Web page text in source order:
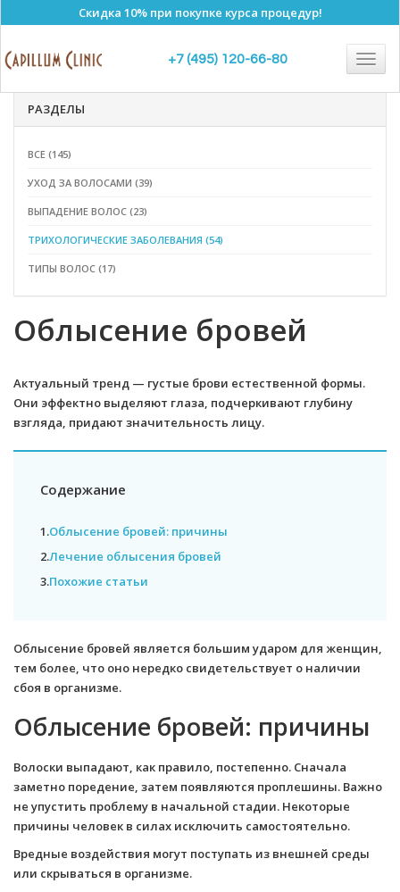
Скидка 10% при покупке курса процедур!
+7 (495) 120-66-80
Полезные статьи
РАЗДЕЛЫ
ВСЕ (145)
УХОД ЗА ВОЛОСАМИ (39)
ВЫПАДЕНИЕ ВОЛОС (23)
ТРИХОЛОГИЧЕСКИЕ ЗАБОЛЕВАНИЯ (54)
ТИПЫ ВОЛОС (17)
Облысение бровей
Актуальный тренд — густые брови естественной формы.
Они эффектно выделяют глаза, подчеркивают глубину
взгляда, придают значительность лицу.
Содержание
1.Облысение бровей: причины
2.Лечение облысения бровей
3.Похожие статьи
Облысение бровей является большим ударом для женщин,
тем более, что оно нередко свидетельствует о наличии
сбоя в организме.
Облысение бровей: причины
Волоски выпадают, как правило, постепенно. Сначала
заметно поредение, затем появляются проплешины. Важно
не упустить проблему в начальной стадии. Некоторые
причины человек в силах исключить самостоятельно.
Вредные воздействия могут поступать из внешней среды
или скрываться в организме.